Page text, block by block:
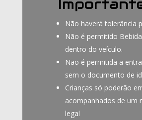
Não haverá tolerância
Não é permitido
dentro do veículo.
Não é permitida a
sem o documento de
Crianças só poderão
acompanhados de um
legal